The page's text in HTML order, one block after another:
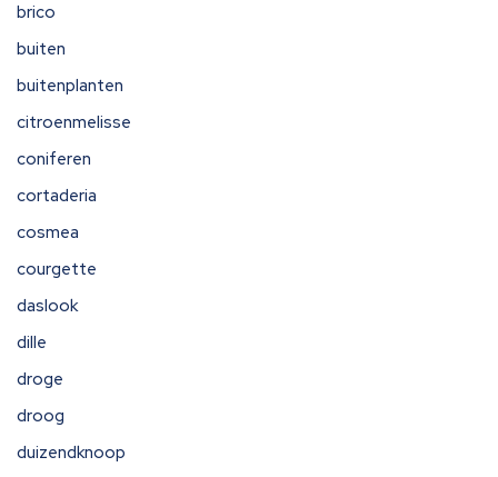
brico
buiten
buitenplanten
citroenmelisse
coniferen
cortaderia
cosmea
courgette
daslook
dille
droge
droog
duizendknoop